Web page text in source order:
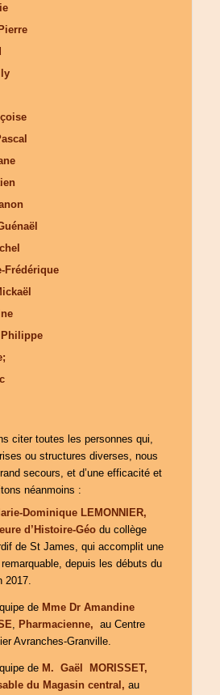
Frédérique
Philippe
citer toutes les personnes qui,
ou structures diverses, nous
secours, et d’une efficacité et
néanmoins :
Dominique LEMONNIER,
d’Histoire-Géodu collège
de St James, qui accomplit une
depuis les débuts du
2017.
de Mme Dr Amandine
, Pharmacienne, au Centre
Avranches-Granville.
de M. Gaël MORISSET,
du Magasin central, au